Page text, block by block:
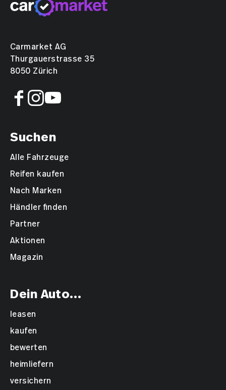
Carmarket AG
Thurgauerstrasse 35
8050 Zürich
Suchen
Alle Fahrzeuge
Reifen kaufen
Nach Marken
Händler finden
Partner
Aktionen
Magazin
Dein Auto...
leasen
kaufen
bewerten
heimliefern
versichern